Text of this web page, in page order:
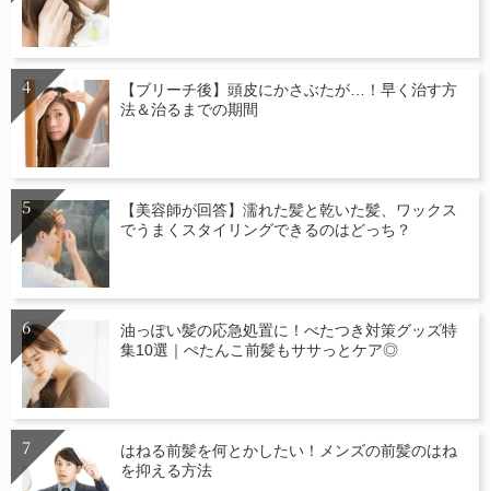
【ブリーチ後】頭皮にかさぶたが…！早く治す方
法＆治るまでの期間
【美容師が回答】濡れた髪と乾いた髪、ワックス
でうまくスタイリングできるのはどっち？
油っぽい髪の応急処置に！べたつき対策グッズ特
集10選｜ぺたんこ前髪もササっとケア◎
はねる前髪を何とかしたい！メンズの前髪のはね
を抑える方法